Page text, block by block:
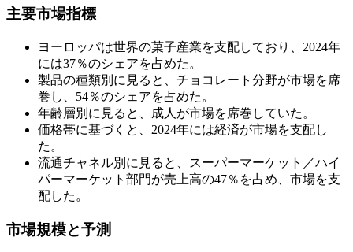
主要市場指標
ヨーロッパは世界の菓子産業を支配しており、2024年
には37％のシェアを占めた。
製品の種類別に見ると、チョコレート分野が市場を席
巻し、54％のシェアを占めた。
年齢層別に見ると、成人が市場を席巻していた。
価格帯に基づくと、2024年には経済が市場を支配し
た。
流通チャネル別に見ると、スーパーマーケット／ハイ
パーマーケット部門が売上高の47％を占め、市場を支
配した。
市場規模と予測